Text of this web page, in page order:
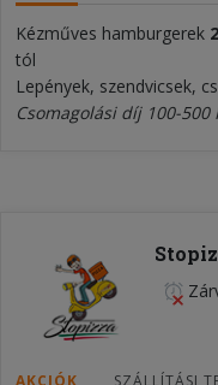
Kézműves hamburgerek
tól
Lepények, szendvicsek,
Csomagolási díj 100-500
AKCIÓK SZÁLLÍTÁSI